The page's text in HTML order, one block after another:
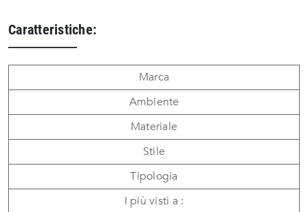
Caratteristiche:
Marca
Ambiente
Materiale
Stile
Tipologia
I più visti a :